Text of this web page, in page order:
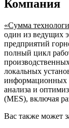
Компания
«Сумма
один из ведущих
предприятий
полный цикл
локальных
информационных
анализа и
(MES), включая
Вас также может